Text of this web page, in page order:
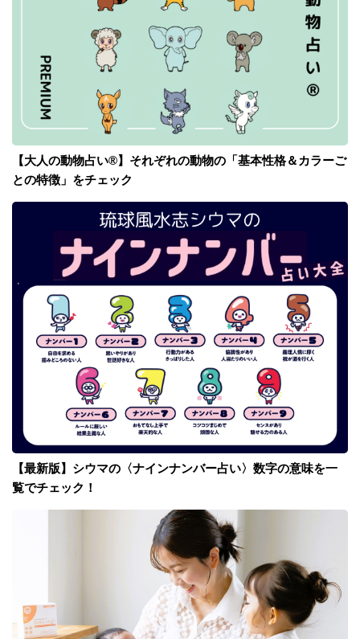
【大人の動物占い®】それぞれの動物の「基本性格＆カラーご
との特徴」をチェック
【最新版】シウマの〈ナインナンバー占い〉数字の意味を一
覧でチェック！